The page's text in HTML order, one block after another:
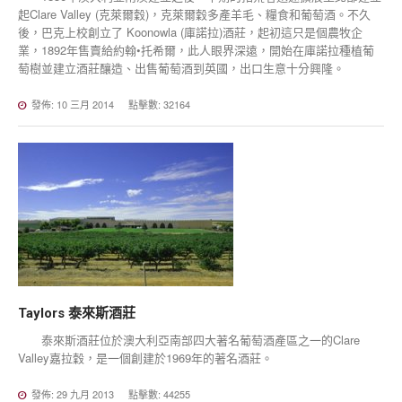
起Clare Valley (克萊爾穀)，克萊爾穀多產羊毛、糧食和葡萄酒。不久
後，巴克上校創立了 Koonowla (庫諾拉)酒莊，起初這只是個農牧企
業，1892年售賣給約翰•托希爾，此人眼界深遠，開始在庫諾拉種植葡
萄樹並建立酒莊釀造、出售葡萄酒到英國，出口生意十分興隆。
發佈: 10 三月 2014 點擊數: 32164
Taylors 泰來斯酒莊
泰來斯酒莊位於澳大利亞南部四大著名葡萄酒產區之一的Clare
Valley嘉拉穀，是一個創建於1969年的著名酒莊。
發佈: 29 九月 2013 點擊數: 44255